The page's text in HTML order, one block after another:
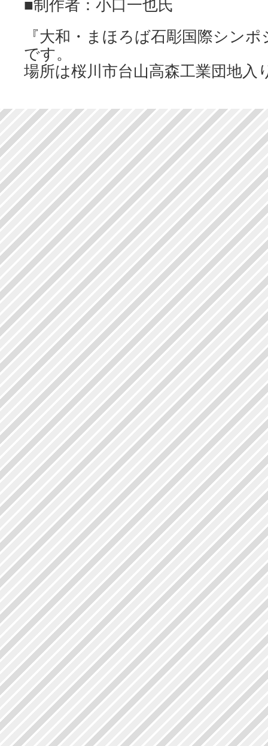
■制作者：小口一也氏
『大和・まほろば石彫国際シン
です。
場所は桜川市台山高森工業団地入